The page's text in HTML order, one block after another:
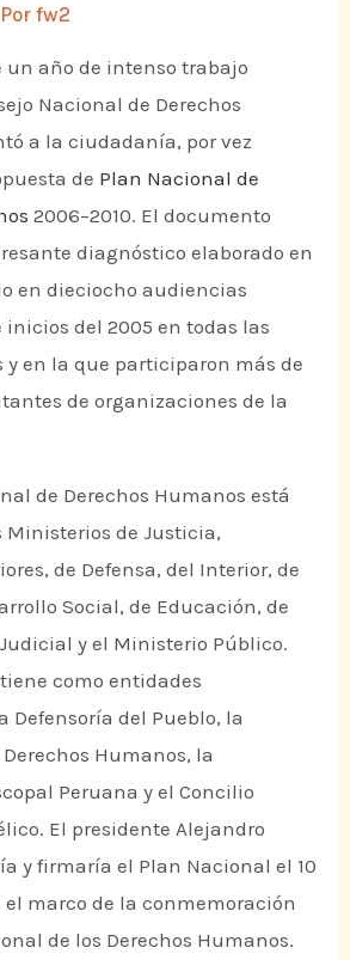
fw2
un año de intenso trabajo
Nacional de Derechos
a la ciudadanía, por vez
de Plan Nacional de
2006–2010. El documento
diagnóstico elaborado en
en dieciocho audiencias
inicios del 2005 en todas las
y en la que participaron más de
de organizaciones de la
de Derechos Humanos está
Ministerios de Justicia,
de Defensa, del Interior, de
Social, de Educación, de
y el Ministerio Público.
como entidades
Defensoría del Pueblo, la
Humanos, la
Peruana y el Concilio
El presidente Alejandro
y firmaría el Plan Nacional el 10
marco de la conmemoración
de los Derechos Humanos.